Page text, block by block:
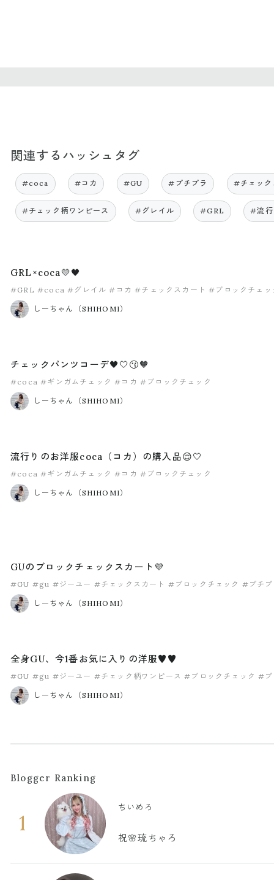
関連するハッシュタグ
#coca #コカ #GU #プチプラ #チェック
#チェック柄ワンピース #グレイル #GRL #流行
GRL×coca💛🖤
#GRL #coca #グレイル #コカ #チェックスカート #ブロックチェッ
しーちゃん（SHIHOMI）
チェックパンツコーデ🖤🤍😗🧡
#coca #ギンガムチェック #コカ #ブロックチェック
しーちゃん（SHIHOMI）
流行りのお洋服coca（コカ）の購入品😌🤍
#coca #ギンガムチェック #コカ #ブロックチェック
しーちゃん（SHIHOMI）
GUのブロックチェックスカート💜
#GU #gu #ジーユー #チェックスカート #ブロックチェック #プチプ
しーちゃん（SHIHOMI）
全身GU、今1番お気に入りの洋服♥️♥️
#GU #gu #ジーユー #チェック柄ワンピース #ブロックチェック #プ
しーちゃん（SHIHOMI）
Blogger Ranking
1
ちいめろ
祝🌸琉ちゃろ